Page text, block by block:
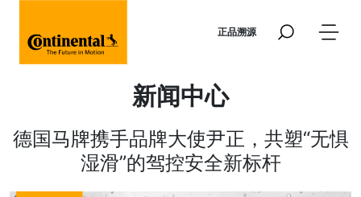
正品溯源
新闻中心
德国马牌携手品牌大使尹正，共塑“无惧
湿滑”的驾控安全新标杆